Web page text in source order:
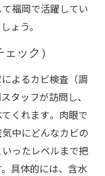
福岡で活躍してい
ょう。
ック）
よるカビ検査（調
タッフが訪問し、
くれます​。肉眼で
中にどんなカビの
ったレベルまで把
具体的には、含水